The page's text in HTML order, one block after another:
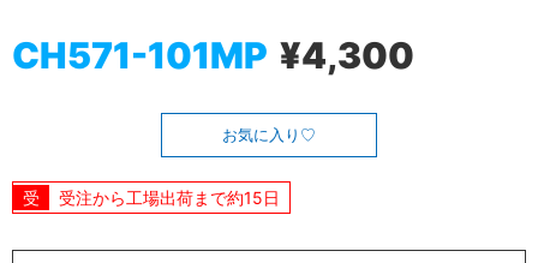
CH571-101MP ¥4,300
お気に入り
受注から工場出荷まで約15日